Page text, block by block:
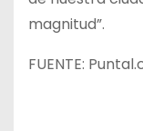
magnitud”.
FUENTE: